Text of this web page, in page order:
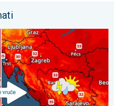
Četvrtak vrlo vruć. . .